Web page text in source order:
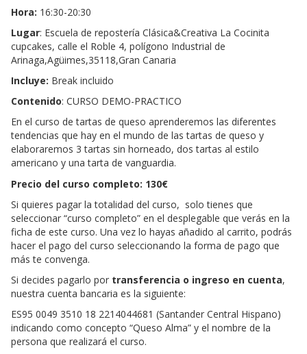
Hora: 16:30-20:30
Lugar: Escuela de repostería Clásica&Creativa La Cocinita
cupcakes, calle el Roble 4, polígono Industrial de
Arinaga,Agüimes,35118,Gran Canaria
Incluye: Break incluido
Contenido: CURSO DEMO-PRACTICO
En el curso de tartas de queso aprenderemos las diferentes
tendencias que hay en el mundo de las tartas de queso y
elaboraremos 3 tartas sin horneado, dos tartas al estilo
americano y una tarta de vanguardia.
Precio del curso completo: 130€
Si quieres pagar la totalidad del curso, solo tienes que
seleccionar “curso completo” en el desplegable que verás en la
ficha de este curso. Una vez lo hayas añadido al carrito, podrás
hacer el pago del curso seleccionando la forma de pago que
más te convenga.
Si decides pagarlo por transferencia o ingreso en cuenta,
nuestra cuenta bancaria es la siguiente:
ES95 0049 3510 18 2214044681 (Santander Central Hispano)
indicando como concepto “Queso Alma” y el nombre de la
persona que realizará el curso.